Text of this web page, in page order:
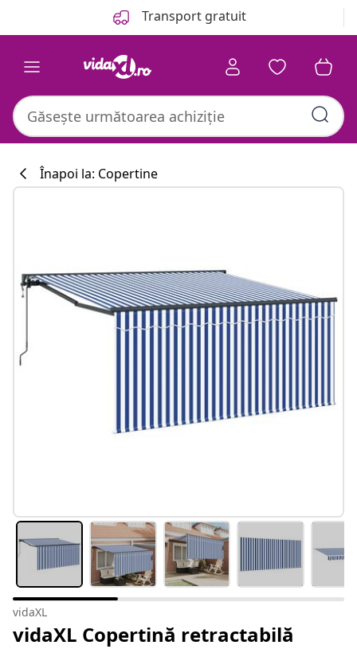
Transport gratuit
Înapoi la: Copertine
vidaXL
vidaXL Copertină retractabilă